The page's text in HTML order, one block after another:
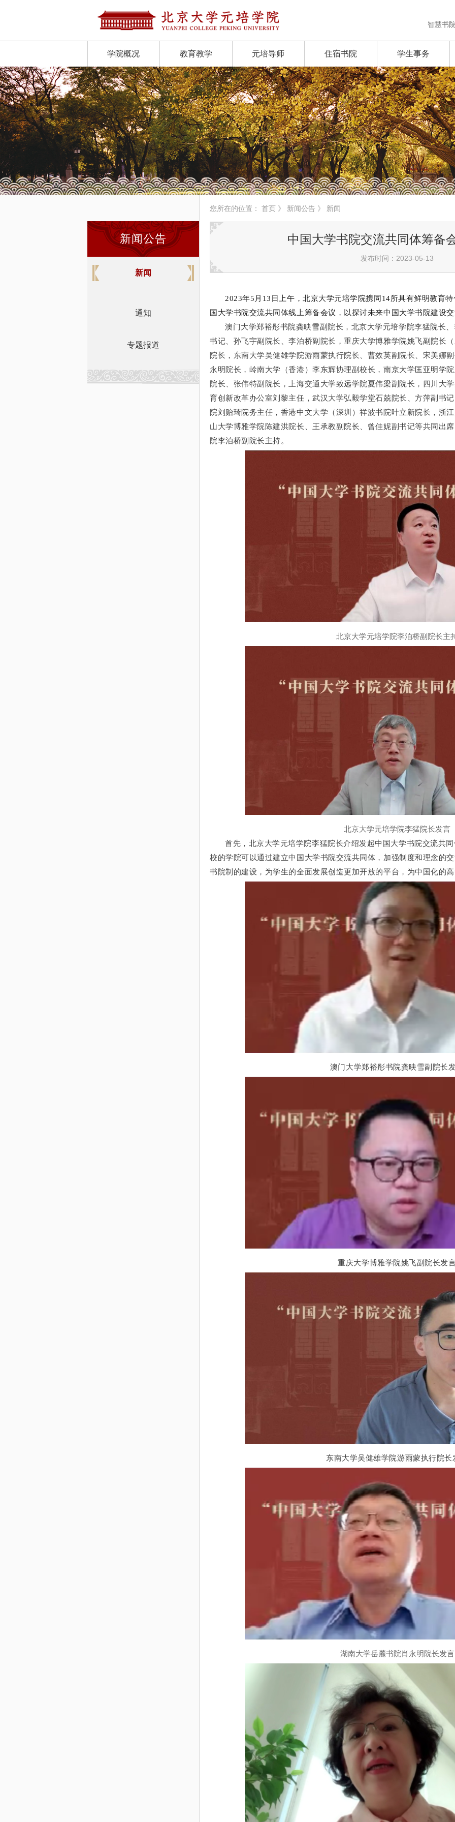
智慧书
学院概况 教育教学 元培导师 住宿书院 学生事务
新闻公告
新闻
通知
专题报道
您所在的位置： 首页 》 新闻公告 》 新闻
中国大学书院交流共同体筹备
发布时间：2023-05-13
2023年5月13日上午，北京大学元培学院携同14所具有鲜明教育
国大学书院交流共同体线上筹备会议，以探讨未来中国大学书院建设
澳门大学郑裕彤书院龚映雪副院长，北京大学元培学院李猛院长
书记、孙飞宇副院长、李泊桥副院长，重庆大学博雅学院姚飞副院长
院长，东南大学吴健雄学院游雨蒙执行院长、曹效英副院长、宋美娜
永明院长，岭南大学（香港）李东辉协理副校长，南京大学匡亚明学
院长、张伟特副院长，上海交通大学致远学院夏伟梁副院长，四川大
育创新改革办公室刘黎主任，武汉大学弘毅学堂石兢院长、方萍副书
院刘贻琦院务主任，香港中文大学（深圳）祥波书院叶立新院长，浙
山大学博雅学院陈建洪院长、王承教副院长、曾佳妮副书记等共同出
院李泊桥副院长主持。
北京大学元培学院李泊桥副院长主
北京大学元培学院李猛院长发言
首先，北京大学元培学院李猛院长介绍发起中国大学书院交流共
校的学院可以通过建立中国大学书院交流共同体，加强制度和理念的
书院制的建设，为学生的全面发展创造更加开放的平台，为中国化的
澳门大学郑裕彤书院龚映雪副院长
重庆大学博雅学院姚飞副院长发
东南大学吴健雄学院游雨蒙执行院长
湖南大学岳麓书院肖永明院长发言